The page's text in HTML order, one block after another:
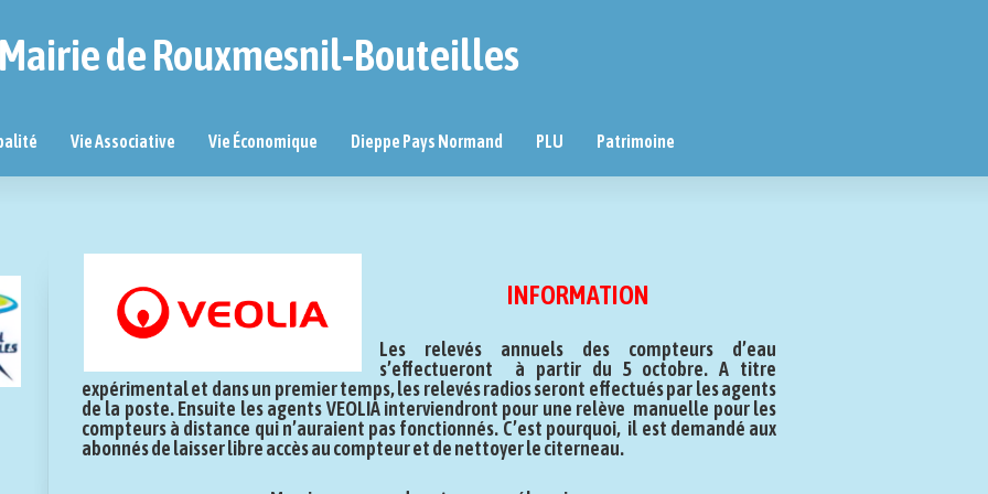
Mairie de Rouxmesnil-Bouteilles
Vie Associative Vie Économique Dieppe Pays Normand PLU Patrimoine
INFORMATION
Les relevés annuels des compteurs d’eau
s’effectueront à partir du 5 octobre. A titre
expérimental et dans un premier temps, les relevés radios seront effectués par les agents
de la poste. Ensuite les agents VEOLIA interviendront pour une relève manuelle pour les
compteurs à distance qui n’auraient pas fonctionnés. C’est pourquoi, il est demandé aux
abonnés de laisser libre accès au compteur et de nettoyer le citerneau.